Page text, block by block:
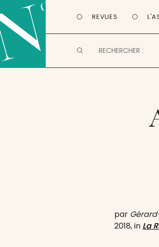
REVUES
par
2018, in La